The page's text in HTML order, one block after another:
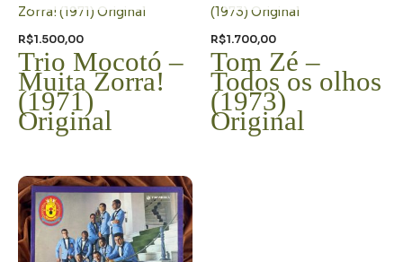
R$1.500,00
Trio Mocotó –
Muita Zorra!
(1971)
Original
R$1.700,00
Tom Zé –
Todos os olhos
(1973)
Original